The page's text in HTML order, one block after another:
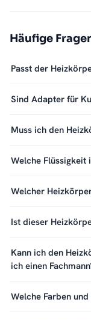
Häufige
Passt der
Sind Adapter für
Muss ich den
Welche Flüssigkeit
Welcher
Ist dieser
Kann ich den
ich einen
Welche Farben